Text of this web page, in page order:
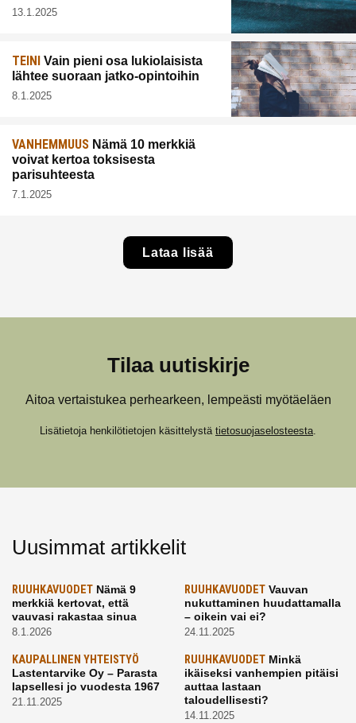
13.1.2025
TEINI Vain pieni osa lukiolaisista
lähtee suoraan jatko-opintoihin
8.1.2025
VANHEMMUUS Nämä 10 merkkiä
voivat kertoa toksisesta
parisuhteesta
7.1.2025
Lataa lisää
Tilaa uutiskirje
Aitoa vertaistukea perhearkeen, lempeästi myötäeläen
Lisätietoja henkilötietojen käsittelystä tietosuojaselosteesta.
Uusimmat artikkelit
RUUHKAVUODET Nämä 9
merkkiä kertovat, että
vauvasi rakastaa sinua
8.1.2026
RUUHKAVUODETVauvan
nukuttaminen huudattamalla
– oikein vai ei?
24.11.2025
KAUPALLINEN YHTEISTYÖ
Lastentarvike Oy – Parasta
lapsellesi jo vuodesta 1967
21.11.2025
RUUHKAVUODETMinkä
ikäiseksi vanhempien pitäisi
auttaa lastaan
taloudellisesti?
14.11.2025